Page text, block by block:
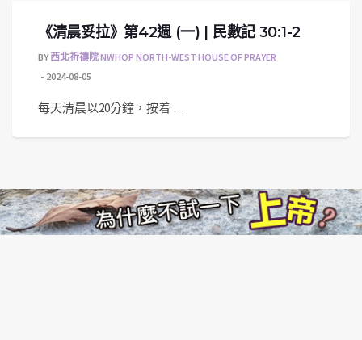
《清晨妥拉》第42週 (一) | 民數記 30:1-2
BY西北祈禱院 NWHOP NORTH-WEST HOUSE OF PRAYER
2024-08-05
每天清晨以20分鐘，按着 …